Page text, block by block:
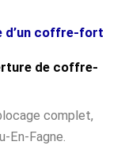
d’un coffre-fort
de coffre-
complet,
En-Fagne.